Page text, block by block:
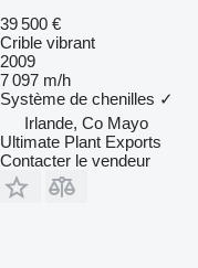
39 500 €
Crible vibrant
2009
7 097 m/h
Système de chenilles ✓
Irlande, Co Mayo
Ultimate Plant Exports
Contacter le vendeur